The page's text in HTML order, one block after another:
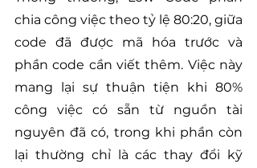
chia công việc theo tỷ lệ 80:20, giữa
code đã được mã hóa trước và
phần code cần viết thêm. Việc này
mang lại sự thuận tiện khi 80%
công việc có sẵn từ nguồn tài
nguyên đã có, trong khi phần còn
lại thường chỉ là các thay đổi kỹ